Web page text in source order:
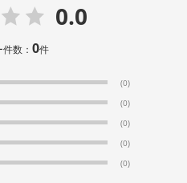
0.0
件数：0件
(0)
(0)
(0)
(0)
(0)